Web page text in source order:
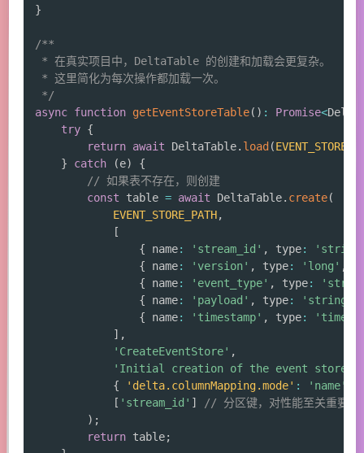
}
/**
* 在真实项目中，DeltaTable 的创建和加载会更复杂。
* 这里简化为每次操作都加载一次。
*/
async function getEventStoreTable( ) : Promise<
try {
return await DeltaTable. load (
}
catch (e)
{
// 如果表不存在，则创建
const table = await DeltaTable. create(
EVENT_STORE_PATH,
[
{ name: 'stream_id' , type:
{ name: 'version' , type: 'long' ,
{ name: 'event_type' , type:
{ name: 'payload' , type: 'string'
{ name: 'timestamp' , type:
] ,
'CreateEventStore' ,
'Initial creation of the event store
{
'delta.columnMapping.mode' : 'name'
[ 'stream_id' ]
// 分区键，对性能至关重要
) ;
return table;